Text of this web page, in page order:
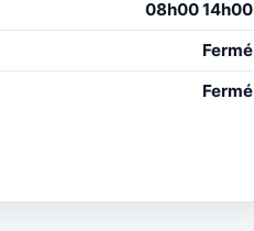
08h00 14h00
Fermé
Fermé